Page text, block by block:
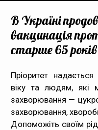
Громадське здоров’я
Громадянам
Медпрацівникам
В Україні
вакцинація
старше 65 років
Пріоритет
віку та людям, які
захворювання —
захворювання,
Допоможіть своїм